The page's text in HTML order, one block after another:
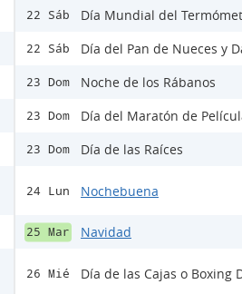
22 Sáb Día Mundial del
22 Sáb Día del Pan de Nueces y
23 Dom Noche de los Rábanos
23 Dom Día del Maratón de
23 Dom Día de las Raíces
24 Lun Nochebuena
25 Mar Navidad
26 Mié Día de las Cajas o Boxing